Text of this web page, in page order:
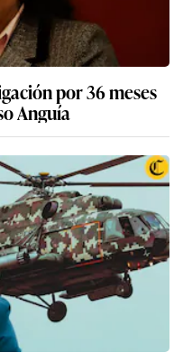
por 36 meses
Anguía